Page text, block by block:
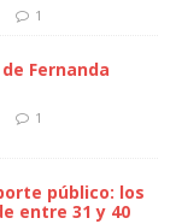
1
Fernanda
1
público: los
entre 31 y 40